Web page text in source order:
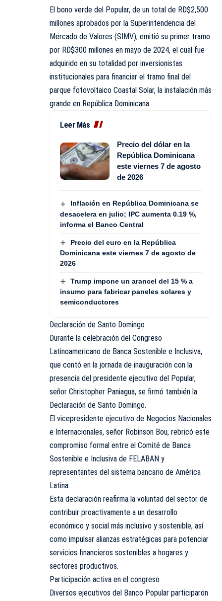
El bono verde del Popular, de un total de RD$2,500
millones aprobados por la Superintendencia del
Mercado de Valores (SIMV), emitió su primer tramo
por RD$300 millones en mayo de 2024, el cual fue
adquirido en su totalidad por inversionistas
institucionales para financiar el tramo final del
parque fotovoltaico Coastal Solar, la instalación más
grande en República Dominicana.
Leer Más
Precio del dólar en la
República Dominicana
este viernes 7 de agosto
de 2026
Inflación en República Dominicana se
desacelera en julio; IPC aumenta 0.19 %,
informa el Banco Central
Precio del euro en la República
Dominicana este viernes 7 de agosto de
2026
Trump impone un arancel del 15 % a
insumo para fabricar paneles solares y
semiconductores
Declaración de Santo Domingo
Durante la celebración del Congreso
Latinoamericano de Banca Sostenible e Inclusiva,
que contó en la jornada de inauguración con la
presencia del presidente ejecutivo del Popular,
señor Christopher Paniagua, se firmó también la
Declaración de Santo Domingo.
El vicepresidente ejecutivo de Negocios Nacionales
e Internacionales, señor Robinson Bou, rebricó este
compromiso formal entre el Comité de Banca
Sostenible e Inclusiva de FELABAN y
representantes del sistema bancario de América
Latina.
Esta declaración reafirma la voluntad del sector de
contribuir proactivamente a un desarrollo
económico y social más inclusivo y sostenible, así
como impulsar alianzas estratégicas para potenciar
servicios financieros sostenibles a hogares y
sectores productivos.
Participación activa en el congreso
Diversos ejecutivos del Banco Popular participaron